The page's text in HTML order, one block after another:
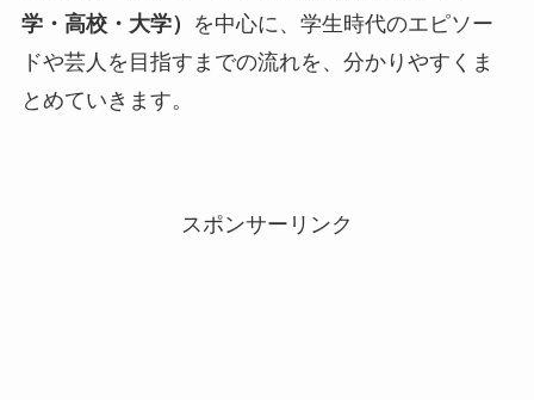
学・高校・大学）
を中心に、学生時代のエピソー
ドや芸人を目指すまでの流れを、分かりやすくま
とめていきます。
スポンサーリンク